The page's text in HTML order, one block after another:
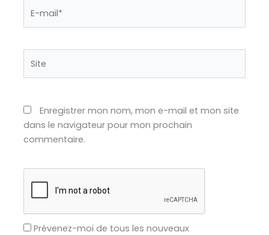
mail*
Enregistrer mon nom, mon e-mail et mon site
dans le navigateur pour mon prochain
commentaire.
Prévenez-moi de tous les nouveaux